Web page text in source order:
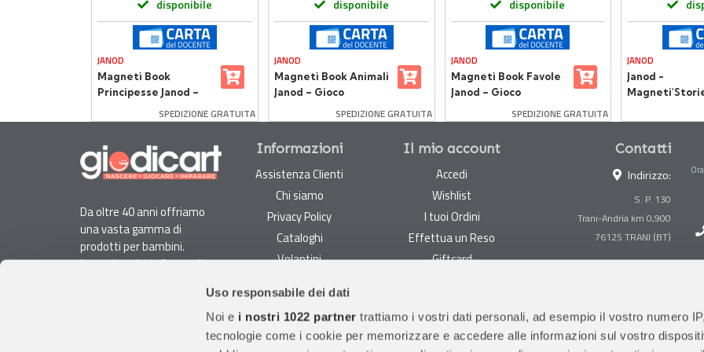
Uso responsabile dei dati
Noi e i nostri 1022 partner trattiamo i vostri dati personali, ad esempio il vostro numero
tecnologie come i cookie per memorizzare e accedere alle informazioni sul vostro
disponibile
JANOD
Magnetì Book
Principesse Janod –
Magnetico per
SPEDIZIONE GRATUITA
disponibile
JANOD
Magnetì Book Animali
Janod – Gioco
per Bambini
SPEDIZIONE GRATUITA
disponibile
JANOD
Magnetì Book Favole
Janod – Gioco
per Bambini
SPEDIZIONE GRATUITA
JANOD
Janod -
Gioco
Da oltre 40 anni offriamo
una vasta gamma di
prodotti per bambini.
La nostra piattaforma di
ricerca di giocattoli, articoli
per l'infanzia, cancelleria e
Informazioni
Assistenza Clienti
Chi siamo
Privacy Policy
Cataloghi
Volantini
DURC e Tracciabilità
Rilevazione Misure
Radiatori
Il mio account
Accedi
Wishlist
I tuoi Ordini
Effettua un Reso
Giftcard
Garanzie
Condizioni di vendita
Contatti
Indirizzo:
S. P. 130
Trani-Andria km 0,900
Prima Infanzia: 0883
494858